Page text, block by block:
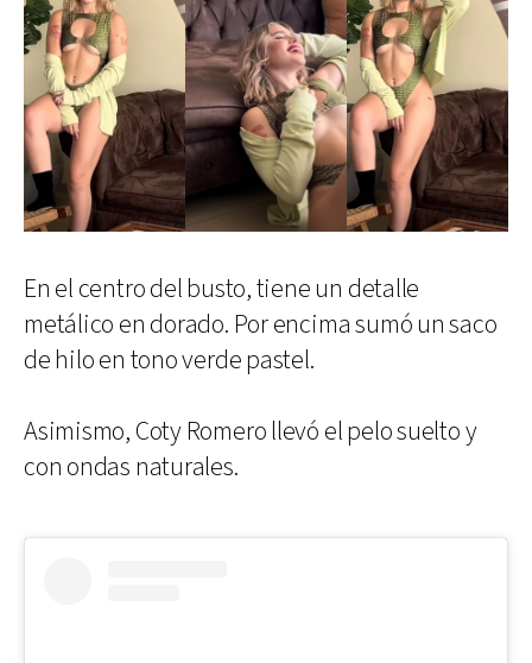
En el centro del busto, tiene un detalle
metálico en dorado. Por encima sumó un saco
de hilo en tono verde pastel.
Asimismo, Coty Romero llevó el pelo suelto y
con ondas naturales.